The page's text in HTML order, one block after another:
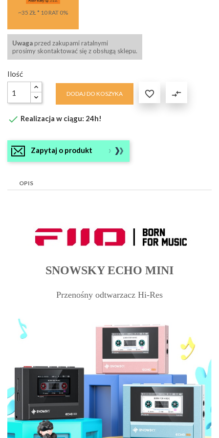
~35 ZŁ * 10 RAT 0%
Uwaga przed zakupami ratalnymi
prosimy skontaktować się z obsługą sklepu.
Ilość
DODAJ DO KOSZYKA  compare_arrows
 Realizacja w ciągu: 24h!
Zapytaj o produkt
OPIS
SNOWSKY ECHO MINI
Przenośny odtwarzacz Hi-Res